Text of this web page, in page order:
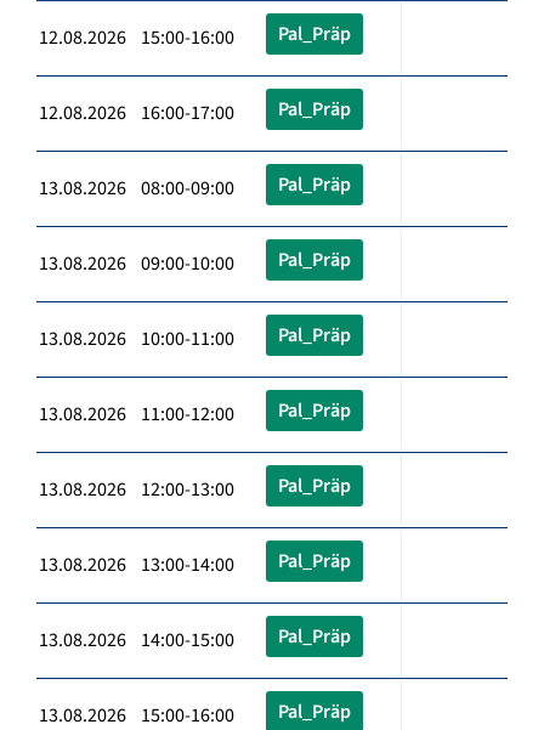
12.08.2026 15:00-16:00 Pal_Präp
12.08.2026 16:00-17:00 Pal_Präp
13.08.2026 08:00-09:00 Pal_Präp
13.08.2026 09:00-10:00 Pal_Präp
13.08.2026 10:00-11:00 Pal_Präp
13.08.2026 11:00-12:00 Pal_Präp
13.08.2026 12:00-13:00 Pal_Präp
13.08.2026 13:00-14:00 Pal_Präp
13.08.2026 14:00-15:00 Pal_Präp
13.08.2026 15:00-16:00 Pal_Präp